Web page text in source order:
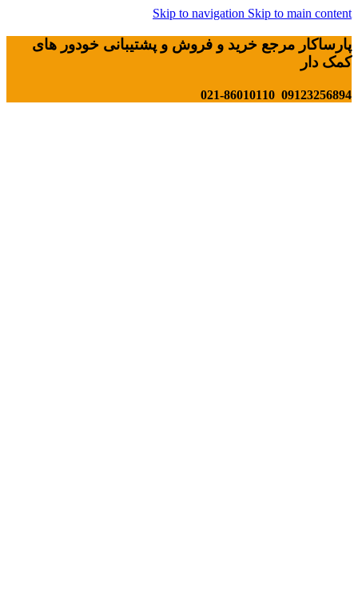
Skip to navigation Skip to main content
پارساکار مرجع خرید و فروش و پشتیبانی خودور های
کمک دار
09123256894 021-86010110